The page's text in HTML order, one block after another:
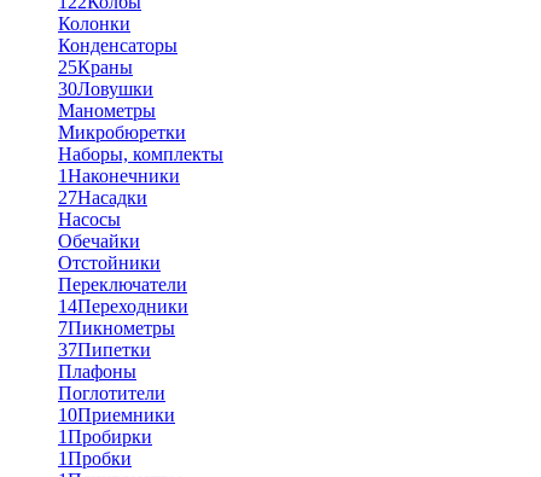
Колонки
Конденсаторы
25Краны
30Ловушки
Манометры
Микробюретки
Наборы, комплекты
1Наконечники
27Насадки
Насосы
Обечайки
Отстойники
Переключатели
14Переходники
7Пикнометры
37Пипетки
Плафоны
Поглотители
10Приемники
1Пробирки
1Пробки